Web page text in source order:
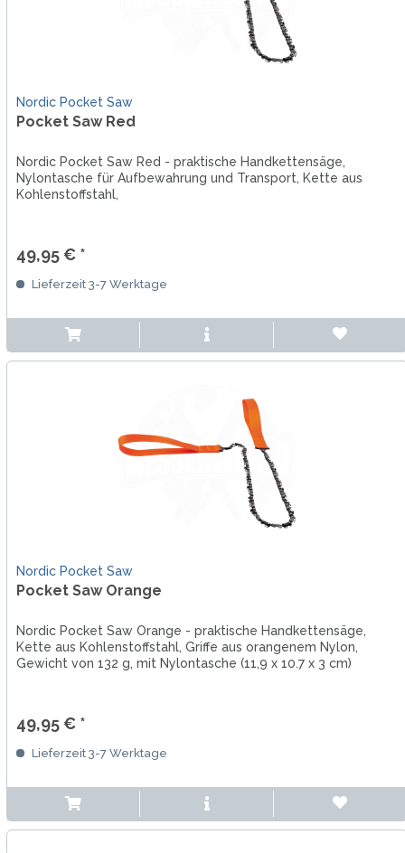
Nordic Pocket Saw
Pocket Saw Red
Nordic Pocket Saw Red - praktische Handkettensäge,
Nylontasche für Aufbewahrung und Transport, Kette aus
Kohlenstoffstahl,
49,95 € *
Lieferzeit 3-7 Werktage
Nordic Pocket Saw
Pocket Saw Orange
Nordic Pocket Saw Orange - praktische Handkettensäge,
Kette aus Kohlenstoffstahl, Griffe aus orangenem Nylon,
Gewicht von 132 g, mit Nylontasche (11,9 x 10.7 x 3 cm)
49,95 € *
Lieferzeit 3-7 Werktage